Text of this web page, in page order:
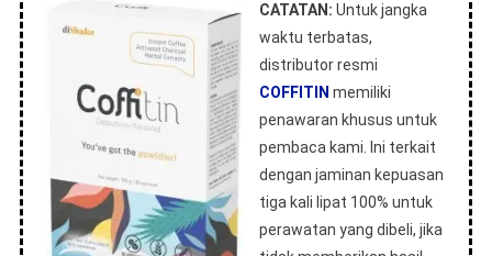
CATATAN: Untuk jangka
waktu terbatas,
distributor resmi
COFFITIN memiliki
penawaran khusus untuk
pembaca kami. Ini terkait
dengan jaminan kepuasan
tiga kali lipat 100% untuk
perawatan yang dibeli, jika